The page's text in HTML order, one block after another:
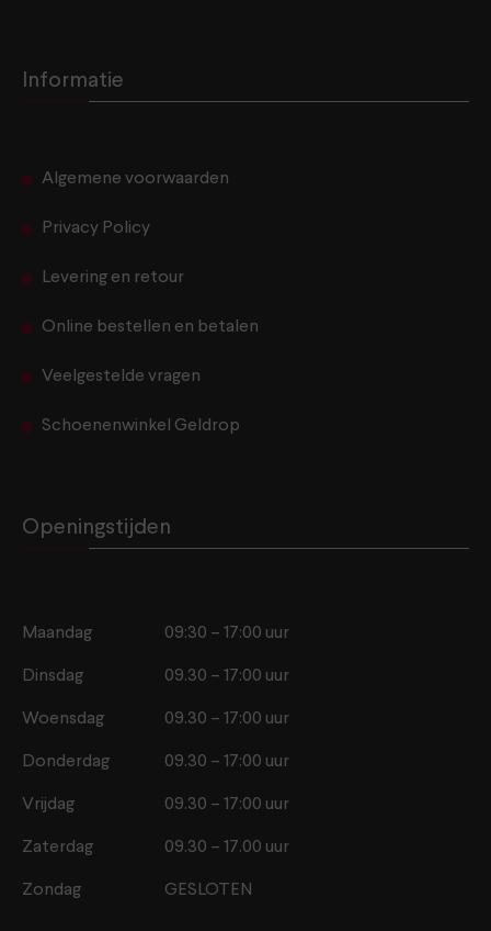
Informatie
Algemene voorwaarden
Privacy Policy
Levering en retour
Online bestellen en betalen
Veelgestelde vragen
Schoenenwinkel Geldrop
Openingstijden
Maandag 09:30 – 17:00 uur
Dinsdag 09.30 – 17:00 uur
Woensdag 09.30 – 17:00 uur
Donderdag 09.30 – 17:00 uur
Vrijdag 09.30 – 17:00 uur
Zaterdag 09.30 – 17.00 uur
Zondag GESLOTEN